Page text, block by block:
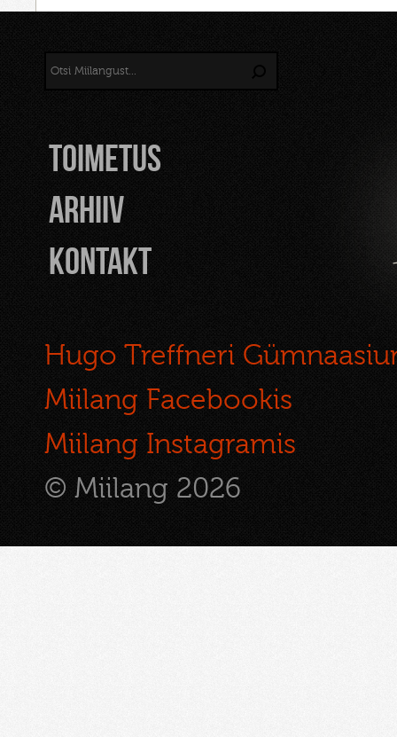
TOIMETUS
Arhiiv
Kontakt
Hugo Treffneri
Miilang Facebookis
Miilang Instagramis
© Miilang 2026